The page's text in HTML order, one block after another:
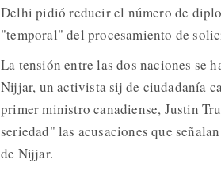
Delhi pidió reducir el número de
"temporal" del procesamiento de
La tensión entre las dos naciones se
Nijjar, un activista sij de ciudadanía
primer ministro canadiense, Justin
seriedad" las acusaciones que
de Nijjar.